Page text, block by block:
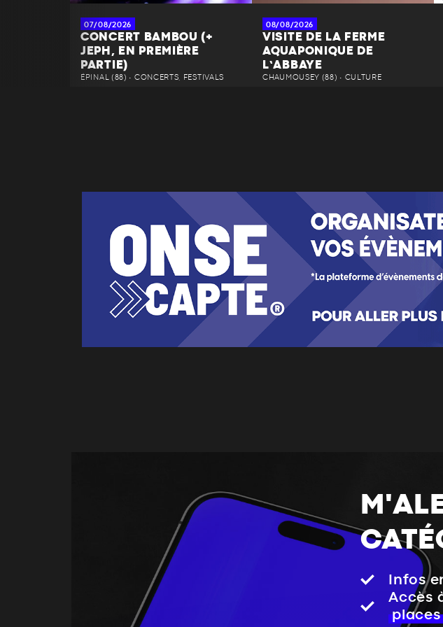
07/08/2026
CONCERT BAMBOU (+
JEPH, EN PREMIÈRE
PARTIE)
ÉPINAL (88) • CONCERTS, FESTIVALS
08/08/2026
VISITE DE LA FERME
AQUAPONIQUE DE
L’ABBAYE
CHAUMOUSEY (88) • CULTURE
Infos
Accès